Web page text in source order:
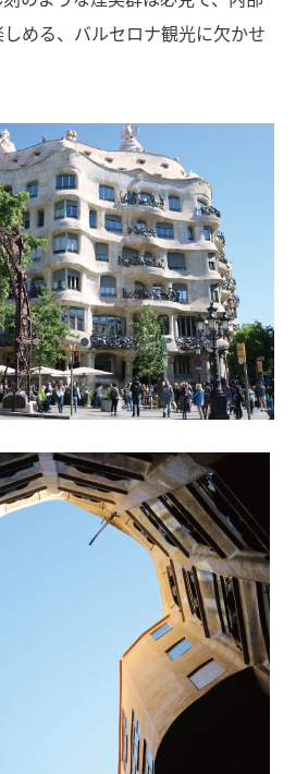
める、バルセロナ観光に欠かせ